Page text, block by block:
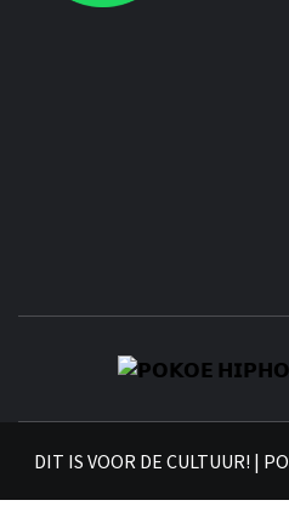
DIT IS VOOR DE CULTUUR! |